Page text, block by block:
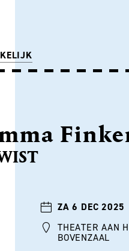
ZA 6 DEC 2025
THEATER AAN
BOVENZAAL